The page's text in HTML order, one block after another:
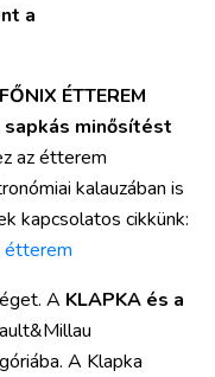
a
ÉTTEREM
sapkás minősítést
az étterem
kalauzában is
kapcsolatos cikkünk:
étterem
A KLAPKA és a
A Klapka